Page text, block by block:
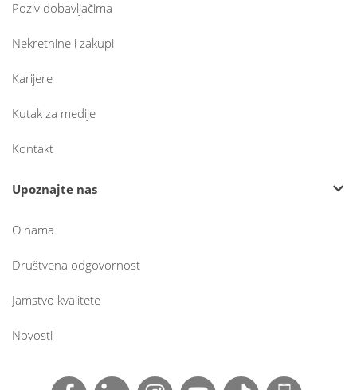
Poziv dobavljačima
Nekretnine i zakupi
Karijere
Kutak za medije
Kontakt
Upoznajte nas
O nama
Društvena odgovornost
Jamstvo kvalitete
Novosti